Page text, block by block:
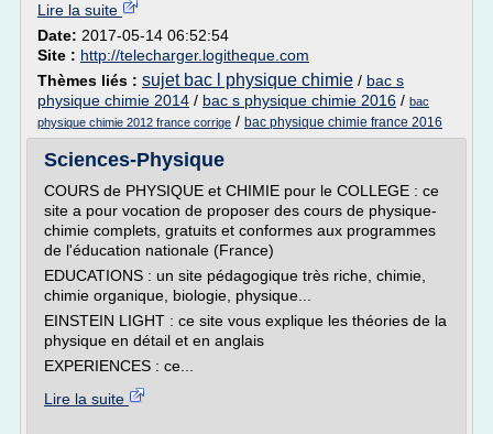
Lire la suite
Date: 2017-05-14 06:52:54
Site : http://telecharger.logitheque.com
Thèmes liés : sujet bac l physique chimie / bac s
physique chimie 2014 / bac s physique chimie 2016 / bac
physique chimie 2012 france corrige / bac physique chimie france 2016
Sciences-Physique
COURS de PHYSIQUE et CHIMIE pour le COLLEGE : ce
site a pour vocation de proposer des cours de physique-
chimie complets, gratuits et conformes aux programmes
de l'éducation nationale (France)
EDUCATIONS : un site pédagogique très riche, chimie,
chimie organique, biologie, physique...
EINSTEIN LIGHT : ce site vous explique les théories de la
physique en détail et en anglais
EXPERIENCES : ce...
Lire la suite